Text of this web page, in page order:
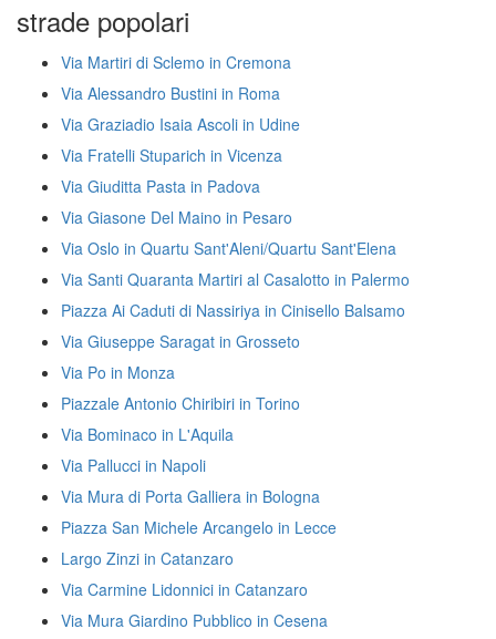
strade popolari
Via Martiri di Sclemo in Cremona
Via Alessandro Bustini in Roma
Via Graziadio Isaia Ascoli in Udine
Via Fratelli Stuparich in Vicenza
Via Giuditta Pasta in Padova
Via Giasone Del Maino in Pesaro
Via Oslo in Quartu Sant'Aleni/Quartu Sant'Elena
Via Santi Quaranta Martiri al Casalotto in Palermo
Piazza Ai Caduti di Nassiriya in Cinisello Balsamo
Via Giuseppe Saragat in Grosseto
Via Po in Monza
Piazzale Antonio Chiribiri in Torino
Via Bominaco in L'Aquila
Via Pallucci in Napoli
Via Mura di Porta Galliera in Bologna
Piazza San Michele Arcangelo in Lecce
Largo Zinzi in Catanzaro
Via Carmine Lidonnici in Catanzaro
Via Mura Giardino Pubblico in Cesena